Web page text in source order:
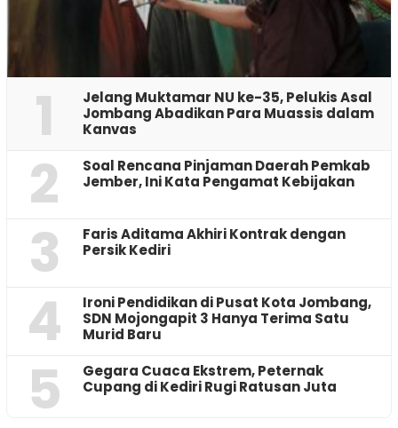
1
Jelang Muktamar NU ke-35, Pelukis Asal
Jombang Abadikan Para Muassis dalam
Kanvas
2
‎Soal Rencana Pinjaman Daerah Pemkab
Jember, Ini Kata Pengamat Kebijakan ‎
3
Faris Aditama Akhiri Kontrak dengan
Persik Kediri
4
Ironi Pendidikan di Pusat Kota Jombang,
SDN Mojongapit 3 Hanya Terima Satu
Murid Baru
5
‎Gegara Cuaca Ekstrem, Peternak
Cupang di Kediri Rugi Ratusan Juta